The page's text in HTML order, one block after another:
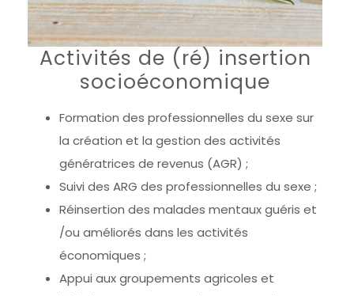
Activités de (ré) insertion
socioéconomique
Formation des professionnelles du sexe sur
la création et la gestion des activités
génératrices de revenus (AGR) ;
Suivi des ARG des professionnelles du sexe ;
Réinsertion des malades mentaux guéris et
/ou améliorés dans les activités
économiques ;
Appui aux groupements agricoles et